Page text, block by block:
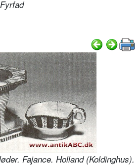
Fajance. Holland (Koldinghus).